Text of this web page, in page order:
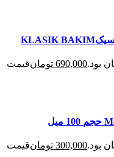
690,000 تومانقیمت
300,000 تومانقیمت